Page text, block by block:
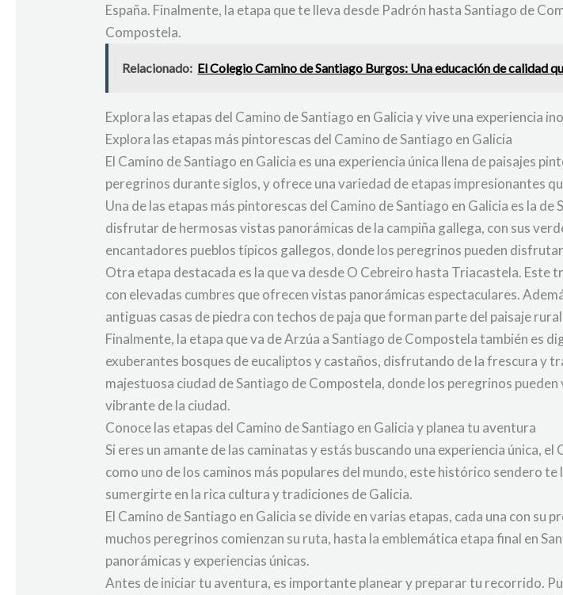
España. Finalmente, la etapa que te lleva desde Padrón hasta Santiago de
Compostela.
Relacionado: El Colegio Camino de Santiago Burgos: Una educación de calidad
Explora las etapas del Camino de Santiago en Galicia y vive una experiencia
Explora las etapas más pintorescas del Camino de Santiago en Galicia
El Camino de Santiago en Galicia es una experiencia única llena de paisajes
peregrinos durante siglos, y ofrece una variedad de etapas impresionantes
Una de las etapas más pintorescas del Camino de Santiago en Galicia es la
disfrutar de hermosas vistas panorámicas de la campiña gallega, con sus
encantadores pueblos típicos gallegos, donde los peregrinos pueden
Otra etapa destacada es la que va desde O Cebreiro hasta Triacastela. Este
con elevadas cumbres que ofrecen vistas panorámicas espectaculares.
antiguas casas de piedra con techos de paja que forman parte del paisaje
Finalmente, la etapa que va de Arzúa a Santiago de Compostela también es
exuberantes bosques de eucaliptos y castaños, disfrutando de la frescura y
majestuosa ciudad de Santiago de Compostela, donde los peregrinos
vibrante de la ciudad.
Conoce las etapas del Camino de Santiago en Galicia y planea tu aventura
Si eres un amante de las caminatas y estás buscando una experiencia única,
como uno de los caminos más populares del mundo, este histórico sendero
sumergirte en la rica cultura y tradiciones de Galicia.
El Camino de Santiago en Galicia se divide en varias etapas, cada una con su
muchos peregrinos comienzan su ruta, hasta la emblemática etapa final en
panorámicas y experiencias únicas.
Antes de iniciar tu aventura, es importante planear y preparar tu recorrido.